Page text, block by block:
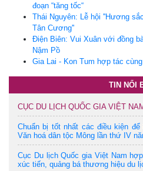
đoạn “tăng tốc“
Thái Nguyên: Lễ hội ''Hương
Tân Cương''
Điện Biên: Vui Xuân với đồng
Nậm Pồ
Gia Lai - Kon Tum hợp tác
TIN NỔI
CỤC DU LỊCH QUỐC GIA VIỆT
Chuẩn bị tốt nhất các điều kiện
Văn hoá dân tộc Mông lần thứ IV
Cục Du lịch Quốc gia Việt Nam
xúc tiến, quảng bá thương hiệu du